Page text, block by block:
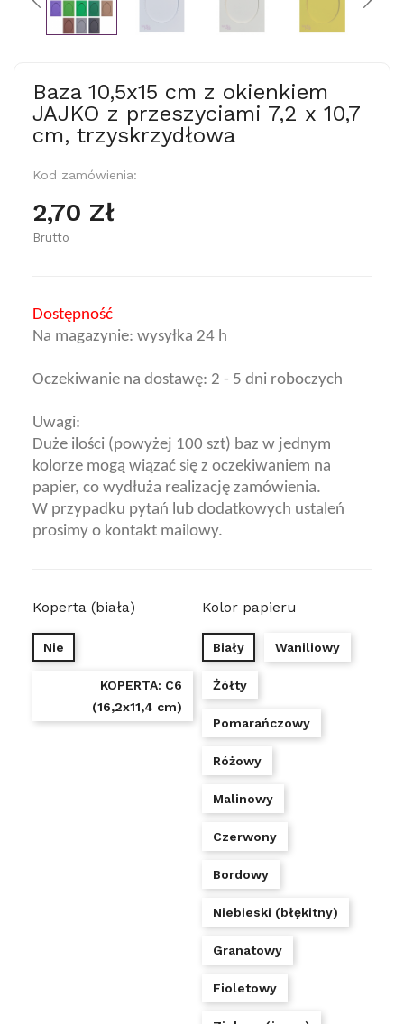
Baza 10,5x15 cm z okienkiem
JAJKO z przeszyciami 7,2 x 10,7
cm, trzyskrzydłowa
Kod zamówienia:
2,70 Zł
Brutto
Dostępność
Na magazynie: wysyłka 24 h
Oczekiwanie na dostawę: 2 - 5 dni roboczych
Uwagi:
Duże ilości (powyżej 100 szt) baz w jednym
kolorze mogą wiązać się z oczekiwaniem na
papier, co wydłuża realizację zamówienia.
W przypadku pytań lub dodatkowych ustaleń
prosimy o kontakt mailowy.
Koperta (biała)
Nie
KOPERTA: C6
(16,2x11,4 cm)
Kolor papieru
Biały Waniliowy
Żółty
Pomarańczowy
Różowy
Malinowy
Czerwony
Bordowy
Niebieski (błękitny)
Granatowy
Fioletowy